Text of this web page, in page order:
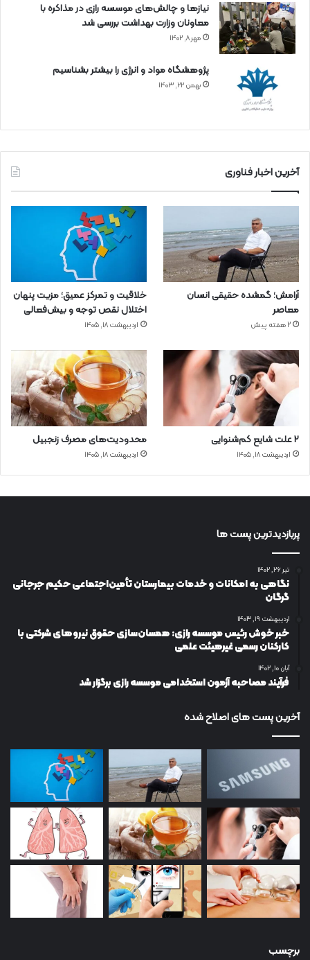
نیازها و چالش‌های موسسه رازی در مذاکره با
معاونان وزارت بهداشت بررسی شد
مهر ۸, ۱۴۰۲
پژوهشگاه مواد و انرژی را بیشتر بشناسیم
بهمن ۲۲, ۱۴۰۳
آخرین اخبار فناوری
آرامش؛ گمشده حقیقی انسان
معاصر
2 هفته پیش
خلاقیت و تمرکز عمیق؛ مزیت پنهان
اختلال نقص توجه و بیش‌فعالی
اردیبهشت ۱۸, ۱۴۰۵
۲ علت شایع‌ کم‌شنوایی
اردیبهشت ۱۸, ۱۴۰۵
محدودیت‌های مصرف زنجبیل
اردیبهشت ۱۸, ۱۴۰۵
پربازدیدترین پست ها
تیر ۲۶, ۱۴۰۲
نگاهی به امکانات و خدمات بیمارستان تأمین‌اجتماعی حکیم جرجانی
گرگان
اردیبهشت ۱۹, ۱۴۰۳
خبر خوش رئیس موسسه رازی: همسان‌سازی حقوق نیروهای شرکتی با
کارکنان رسمی غیرهیئت علمی
آبان ۱۰, ۱۴۰۲
فرآیند مصاحبه آزمون استخدامی موسسه رازی برگزار شد
آخرین پست های اصلاح شده
برچسب